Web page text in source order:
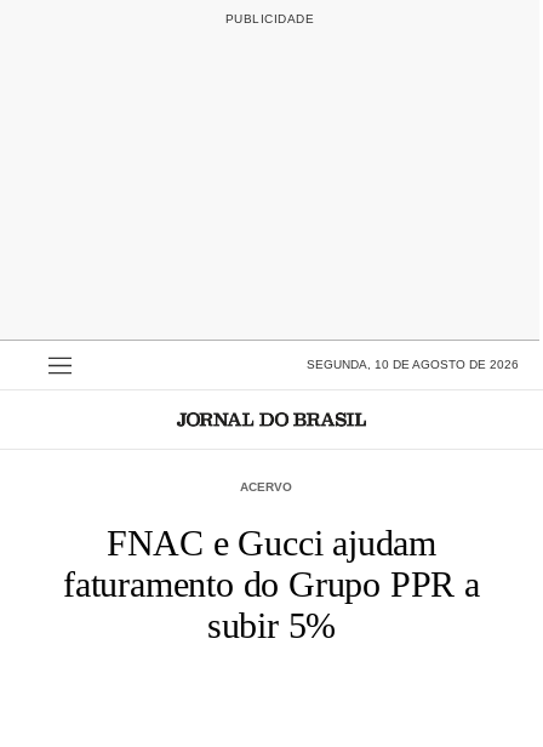
SEGUNDA, 10 DE AGOSTO DE 2026
ACERVO
FNAC e Gucci ajudam
faturamento do Grupo PPR a
subir 5%